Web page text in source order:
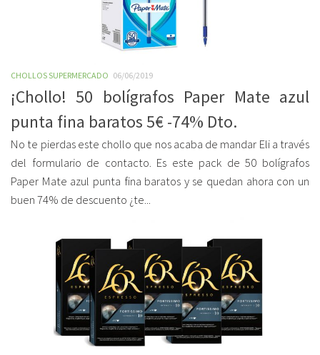
CHOLLOS SUPERMERCADO 06/06/2019
¡Chollo! 50 bolígrafos Paper Mate azul
punta fina baratos 5€ -74% Dto.
No te pierdas este chollo que nos acaba de mandar Eli a través
del formulario de contacto. Es este pack de 50 bolígrafos
Paper Mate azul punta fina baratos y se quedan ahora con un
buen 74% de descuento ¿te...